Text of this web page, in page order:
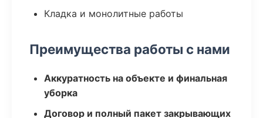
Кладка и монолитные работы
Преимущества работы с нами
Аккуратность на объекте и финальная
уборка
Договор и полный пакет закрывающих